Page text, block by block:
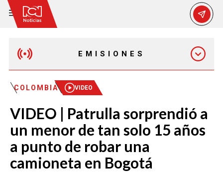
EMISIONES
MAÑANA EXPRESS
EMISIÓN 12:30 PM
EMISIÓN 7:00 PM
COLOMBIA VIDEO
VIDEO | Patrulla sorprendió a
un menor de tan solo 15 años
a punto de robar una
camioneta en Bogotá